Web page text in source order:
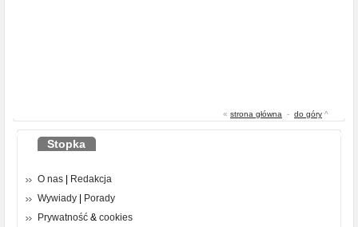
« strona główna - do góry ^
Stopka
O nas
Redakcja
Wywiady
Porady
Prywatność & cookies